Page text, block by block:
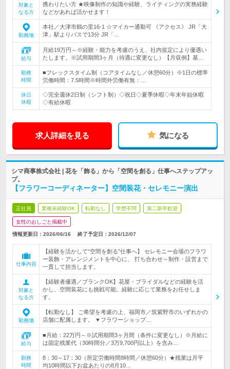
対象と
なる方
携わりたい方 ★映像制作の知識や経験、ライティングの実務経験
などがあれば活かせます！
勤務地
本社／大津市鶴の里16-1 ☆マイカー通勤可 《アクセス》 JR「大
津」駅よりバスで13分 JR「…
給与
月給19万円～※経験・能力を考慮のうえ、社内規定により優遇い
たします。※試用期間3ヶ月（待遇に変更なし）【月収例】基…
勤務
時間
■フレックスタイム制（コアタイムなし／休憩60分）※1日の標準
労働時間：7.5時間※時間外労働有無：…
休日
休暇
◇完全週休2日制（シフト制）◇祝日◇夏季休暇◇年末年始休暇
◇有給休暇
求人詳細を見る 気になる
シマ商事株式会社 | 花を「飾る」から「空間を創る」仕事へステップアッ
プ。
【フラワーコーディネーター】空間装花・セレモニー演出
正社員 業種未経験OK 転勤なし 学歴不問 第二新卒歓迎
女性のおしごと掲載中
情報更新日：2026/06/16 終了予定日： 2026/12/07
仕事内容
【経験を活かして“空間を創る”仕事へ】 セレモニー会場のフラワ
ー装飾・アレンジメントを中心に、 打ち合わせ～制作・設営まで
一貫して担当します。
対象と
なる方
【経験者優遇／ブランクOK】花屋・ブライダルなどの経験を活
かし、空間装花にも挑戦可能。経験に応じて業務をお任せしま
す。
勤務地
【転勤なし】 ご希望を考慮の上、福岡市／筑紫野市のいずれかの
店舗に配属します。 ▼フラワーショップ…
給与
■月給：22万円～※試用期間3ヶ月間（条件に変更なし）※月給に
は固定残業代（30時間分／3万9,700円以上）を含み…
勤務
時間
8：30～17：30（所定労働時間8時間／休憩60分）★残業は月平
均10時間以下お盆あたりの8月10…